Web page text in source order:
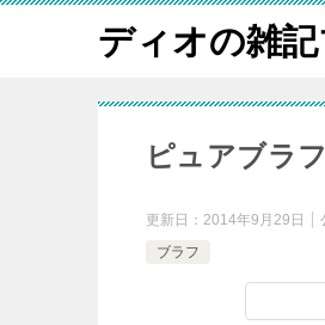
ディオの雑
ピュアブラフ
更新日： 2014年9月29日
ブラフ